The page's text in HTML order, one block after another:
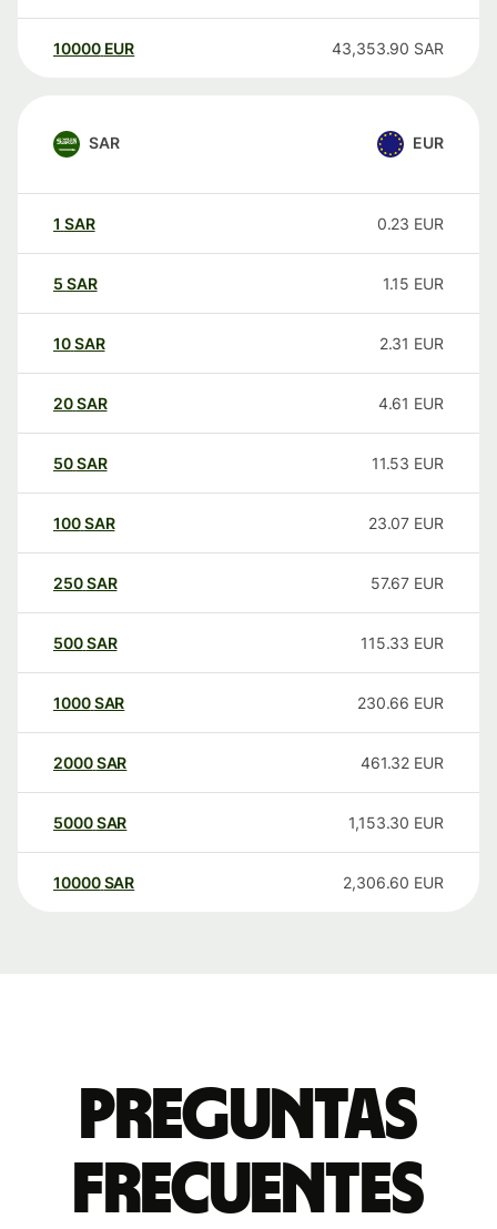
10000 EUR 43,353.90 SAR
SAR EUR
1 SAR 0.23 EUR
5 SAR 1.15 EUR
10SAR 2.31 EUR
20SAR 4.61 EUR
50SAR 11.53 EUR
100SAR 23.07 EUR
250SAR 57.67 EUR
500SAR 115.33 EUR
1000SAR 230.66 EUR
2000SAR 461.32 EUR
5000SAR 1,153.30 EUR
10000 SAR 2,306.60 EUR
Preguntas
frecuentes